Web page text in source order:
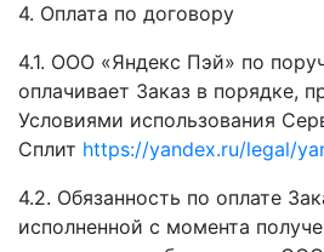
4. Оплата по договору
4.1. ООО «Яндекс Пэй» по
оплачивает Заказ в порядке,
Условиями использования
Сплит https://yandex.ru/legal/
4.2. Обязанность по оплате
исполненной с момента